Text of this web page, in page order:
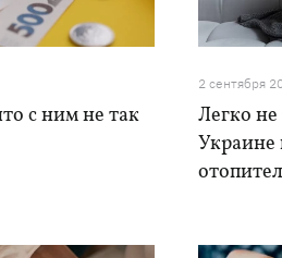
с ним не так
2 сентября
Легко не
Украине